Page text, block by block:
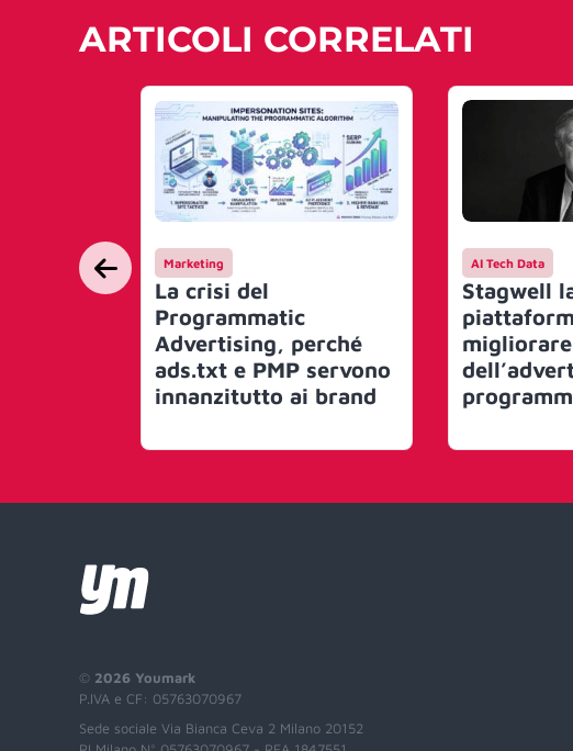
ARTICOLI CORRELATI
Marketing
La crisi del
Programmatic
Advertising, perché
ads.txt e PMP servono
innanzitutto ai brand
AI Tech Data
Stagwell
© 2026 Youmark
P.IVA e CF: 05763070967
Sede sociale Via Bianca Ceva 2 Milano 20152